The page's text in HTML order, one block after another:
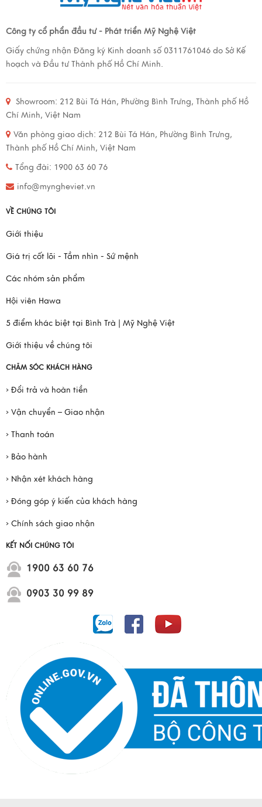
Công ty cổ phẩn đầu tư - Phát triển Mỹ Nghệ Việt
Giấy chứng nhận Đăng ký Kinh doanh số 0311761046 do Sở Kế
hoạch và Đầu tư Thành phố Hồ Chí Minh.
Showroom: 212 Bùi Tá Hán, Phường Bình Trưng, Thành phố Hồ
Chí Minh, Việt Nam
Văn phòng giao dịch: 212 Bùi Tá Hán, Phường Bình Trưng,
Thành phố Hồ Chí Minh, Việt Nam
Tổng đài: 1900 63 60 76
info@myngheviet.vn
VỀ CHÚNG TÔI
Giới thiệu
Giá trị cốt lõi - Tầm nhìn - Sứ mệnh
Các nhóm sản phẩm
Hội viên Hawa
5 điểm khác biệt tại Bình Trà | Mỹ Nghệ Việt
Giới thiệu về chúng tôi
CHĂM SÓC KHÁCH HÀNG
› Đổi trả và hoàn tiền
› Vận chuyển – Giao nhận
› Thanh toán
› Bảo hành
› Nhận xét khách hàng
› Đóng góp ý kiến của khách hàng
› Chính sách giao nhận
KẾT NỐI CHÚNG TÔI
1900 63 60 76
0903 30 99 89